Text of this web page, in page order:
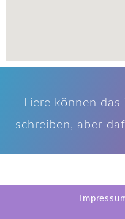
Tiere können
schreiben, aber